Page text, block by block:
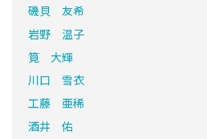
磯貝 友希
岩野 温子
筧 大輝
川口 雪衣
工藤 亜稀
酒井 佑